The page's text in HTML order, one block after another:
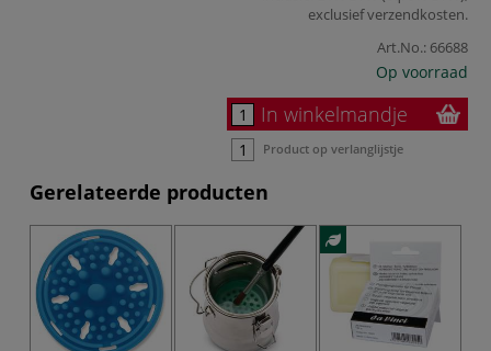
exclusiefverzendkosten.
Art.No.: 66688
Op voorraad
In winkelmandje
Product op verlanglijstje
Gerelateerde producten